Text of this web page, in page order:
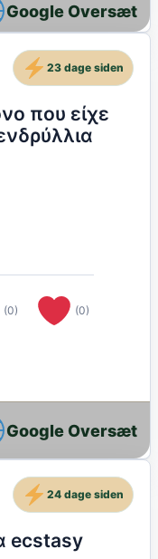
Google Oversæt
που είχε
(0) (0)
23 dage siden
Google Oversæt
ecstasy
24 dage siden